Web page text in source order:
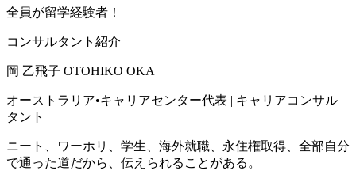
全員が留学経験者！
コンサルタント紹介
岡 乙飛子 OTOHIKO OKA
オーストラリア•キャリアセンター代表 | キャリアコンサル
タント
ニート、ワーホリ、学生、海外就職、永住権取得、全部自分
で通った道だから、伝えられることがある。